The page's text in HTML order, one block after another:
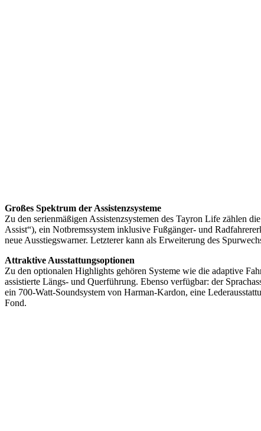
Großes Spektrum der Assistenzsysteme
Zu den serienmäßigen Assistenzsystemen des Tayron Life zählen
Assist“), ein Notbremssystem inklusive Fußgänger- und
neue Ausstiegswarner. Letzterer kann als Erweiterung des
Attraktive Ausstattungsoptionen
Zu den optionalen Highlights gehören Systeme wie die adaptive
assistierte Längs- und Querführung. Ebenso verfügbar: der
ein 700-Watt-Soundsystem von Harman-Kardon, eine
Fond.